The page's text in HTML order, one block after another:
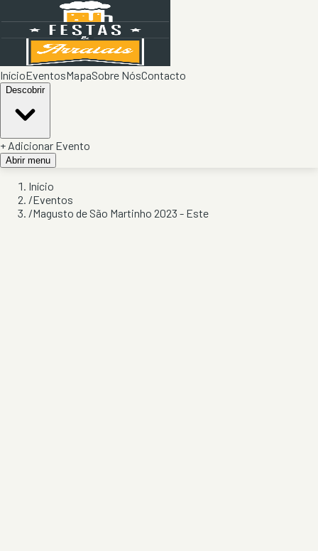
InícioEventosMapaSobre NósContacto
Descobrir
+ Adicionar Evento
Abrir menu
Início
/Eventos
/Magusto de São Martinho 2023 - Este